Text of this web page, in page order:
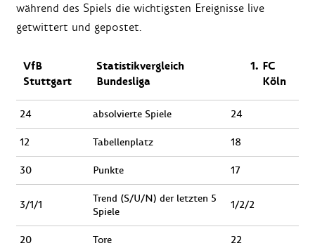
während des Spiels die wichtigsten Ereignisse live
getwittert und gepostet.
VfB
Stuttgart
Statistikvergleich
Bundesliga
FC
Köln
24 absolvierte Spiele 24
12 Tabellenplatz 18
30 Punkte 17
3/1/1
Trend (S/U/N) der letzten 5
Spiele
1/2/2
20 Tore 22